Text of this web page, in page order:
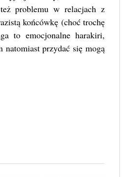
problemu w relacjach z
końcówkę (choć trochę
to emocjonalne harakiri,
przydać się mogą